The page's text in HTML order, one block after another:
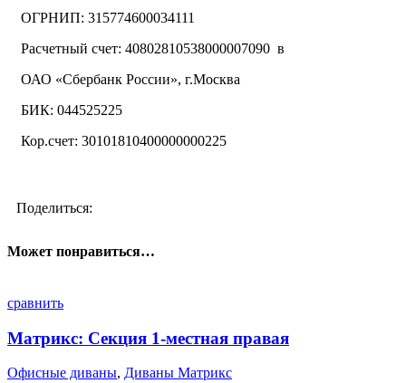
ОГРНИП: 315774600034111
Расчетный счет: 40802810538000007090 в
ОАО «Сбербанк России», г.Москва
БИК: 044525225
Кор.счет: 30101810400000000225
Поделиться:
Может понравиться…
сравнить
Матрикс: Секция 1-местная правая
Офисные диваны, Диваны Матрикс